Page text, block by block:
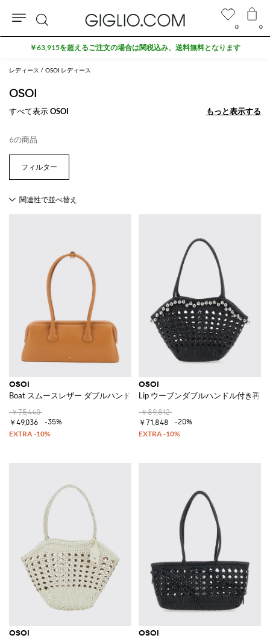
レディース OSOI レディース
OSOI
すべて表示OSOI もっと表示する
もっと表示する
6の商品
OSOI
Boat スムースレザー ダブルハンドル レタリングロゴ ショルダーバッグ
￥75,440
￥49,036
-35%
OSOI
Lip ウーブンダブルハンドル付き再
￥89,812
￥71,848
-20%
OSOI OSOI
0 0
検
索
￥63,915を超えるご注文の場合は関税込み、送料無料となります